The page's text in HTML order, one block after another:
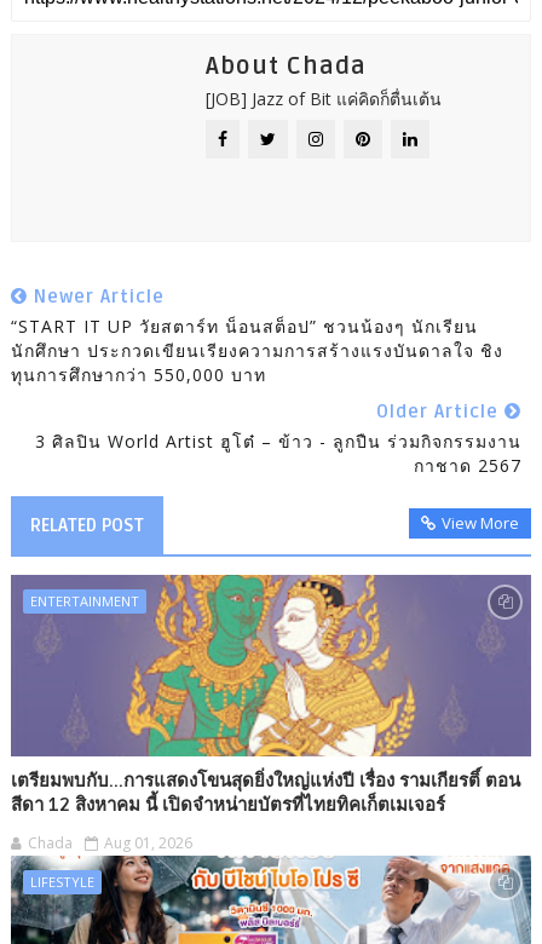
About Chada
[JOB] Jazz of Bit แค่คิดก็ตื่นเต้น
Newer Article
“START IT UP วัยสตาร์ท น็อนสต็อป” ชวนน้องๆ นักเรียน
นักศึกษา ประกวดเขียนเรียงความการสร้างแรงบันดาลใจ ชิง
ทุนการศึกษากว่า 550,000 บาท
Older Article
3 ศิลปิน World Artist ฮูโต๋ – ข้าว - ลูกปืน ร่วมกิจกรรมงาน
กาชาด 2567
RELATED POST View More
ENTERTAINMENT
เตรียมพบกับ...การแสดงโขนสุดยิ่งใหญ่แห่งปี เรื่อง รามเกียรติ์ ตอน
สีดา 12 สิงหาคม นี้ เปิดจำหน่ายบัตรที่ไทยทิคเก็ตเมเจอร์
Chada Aug 01, 2026
LIFESTYLE